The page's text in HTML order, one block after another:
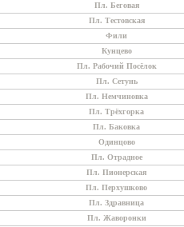
Пл. Беговая
Пл. Тестовская
Фили
Кунцево
Пл. Рабочий Посёлок
Пл. Сетунь
Пл. Немчиновка
Пл. Трёхгорка
Пл. Баковка
Одинцово
Пл. Отрадное
Пл. Пионерская
Пл. Перхушково
Пл. Здравница
Пл. Жаворонки